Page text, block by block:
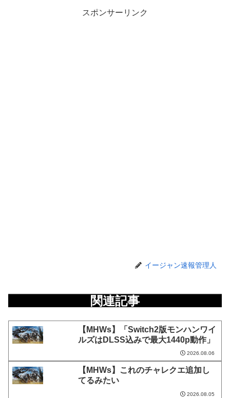
スポンサーリンク
イージャン速報管理人
関連記事
【MHWs】「Switch2版モンハンワイ
ルズはDLSS込みで最大1440p動作」
2026.08.06
【MHWs】これのチャレクエ追加し
てるみたい
2026.08.05